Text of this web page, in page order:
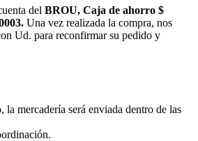
del BROU, Caja de ahorro $
Una vez realizada la compra, nos
Ud. para reconfirmar su pedido y
mercadería será enviada dentro de las